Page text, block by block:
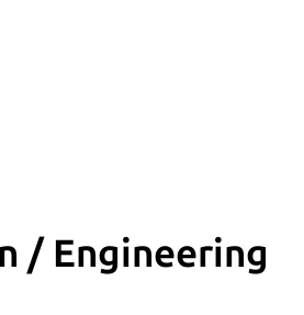
/ Engine­ering